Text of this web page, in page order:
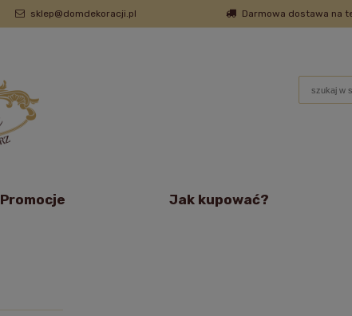
sklep@domdekoracji.pl Darmowa dostawa na
Promocje Jak kupować?